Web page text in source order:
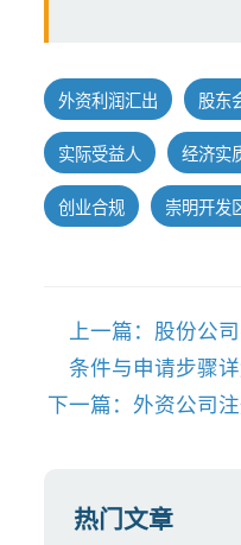
外资利润汇出 股东
实际受益人 经济实
创业合规 崇明开发
上一篇：股份公
条件与申请步骤
下一篇：外资公司
热门文章